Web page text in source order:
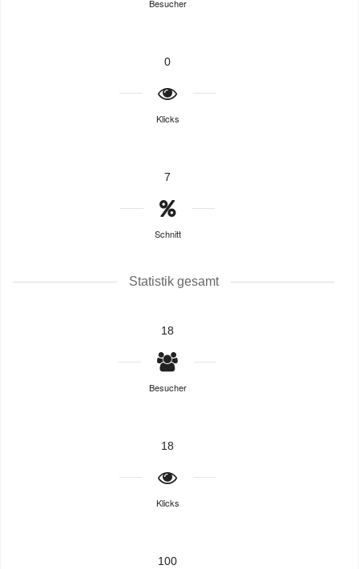
Besucher
0
Klicks
7
Schnitt
Statistik gesamt
18
Besucher
18
Klicks
100